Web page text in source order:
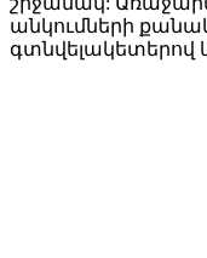
անկումների
գտնվելակետերով